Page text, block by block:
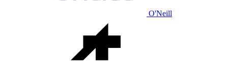
O'Neill